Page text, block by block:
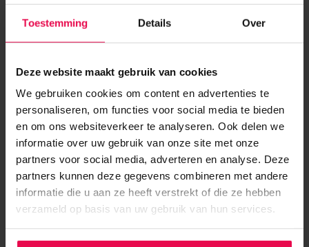
Toestemming Details Over
Deze website maakt gebruik van cookies
We gebruiken cookies om content en advertenties te
personaliseren, om functies voor social media te bieden
en om ons websiteverkeer te analyseren. Ook delen we
informatie over uw gebruik van onze site met onze
partners voor social media, adverteren en analyse. Deze
partners kunnen deze gegevens combineren met andere
informatie die u aan ze heeft verstrekt of die ze hebben
verzameld op basis van uw gebruik van hun services.
Lewenborg & Beijum
: Typische jaren
’70-’80 woningen met veel badkamer-
Reitdiep & Meerstad:
Nieuwbouwwoningen met complexe
installatietechniek, vloerverwarming en
bouwkundige aansluitfouten.
Paddepoel & Selwerd: Portiekwoningen
en flats met lekkages vanuit keukens,
badkamers en geveldoorvoeren.